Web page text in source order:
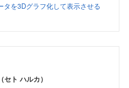
タを3Dグラフ化して表示させる
セト ハルカ）